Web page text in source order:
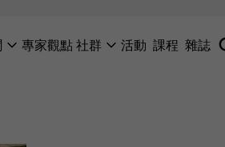
專家觀點社群 活動 課程 雜誌